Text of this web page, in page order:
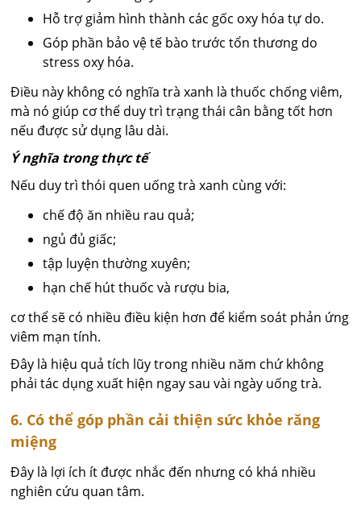
Hỗ trợ giảm hình thành các gốc oxy hóa tự do.
Góp phần bảo vệ tế bào trước tổn thương do
stress oxy hóa.
Điều này không có nghĩa trà xanh là thuốc chống viêm,
mà nó giúp cơ thể duy trì trạng thái cân bằng tốt hơn
nếu được sử dụng lâu dài.
Ý nghĩa trong thực tế
Nếu duy trì thói quen uống trà xanh cùng với:
chế độ ăn nhiều rau quả;
ngủ đủ giấc;
tập luyện thường xuyên;
hạn chế hút thuốc và rượu bia,
cơ thể sẽ có nhiều điều kiện hơn để kiểm soát phản ứng
viêm mạn tính.
Đây là hiệu quả tích lũy trong nhiều năm chứ không
phải tác dụng xuất hiện ngay sau vài ngày uống trà.
6. Có thể góp phần cải thiện sức khỏe răng
miệng
Đây là lợi ích ít được nhắc đến nhưng có khá nhiều
nghiên cứu quan tâm.